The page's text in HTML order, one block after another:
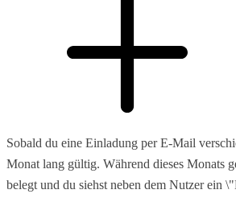
Sobald du eine Einladung per E-Mail
Monat lang gültig. Während dieses Monats
belegt und du siehst neben dem Nutzer ein